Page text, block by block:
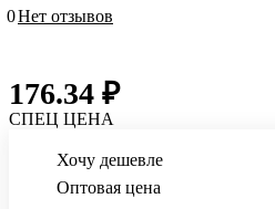
0Нет отзывов
176.34 ₽
СПЕЦ ЦЕНА
Хочу дешевле
Оптовая цена